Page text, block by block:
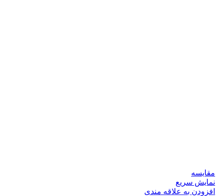
مقايسه
نمایش سریع
افزودن به علاقه مندی